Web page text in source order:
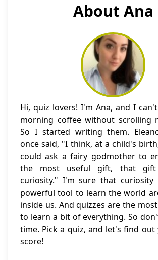
About Ana
Hi, quiz lovers! I'm Ana, and I
morning coffee without scrolling
So I started writing them.
once said, "I think, at a child's
could ask a fairy godmother to
the most useful gift, that
curiosity." I'm sure that
powerful tool to learn the world
inside us. And quizzes are the
to learn a bit of everything. So
time. Pick a quiz, and let's find
score!